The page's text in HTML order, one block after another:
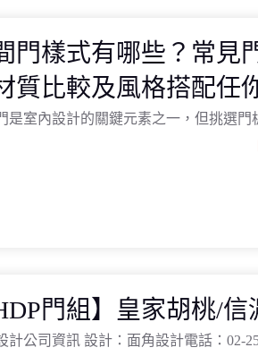
門樣式有哪些？常見
質比較及風格搭配任
是室內設計的關鍵元素之一，但挑選門
門組】皇家胡桃/信
計公司資訊 設計：面角設計電話：02-